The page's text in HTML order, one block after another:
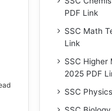
PDF Link
SSC Math
Link
SSC Higher
2025 PDF
SSC